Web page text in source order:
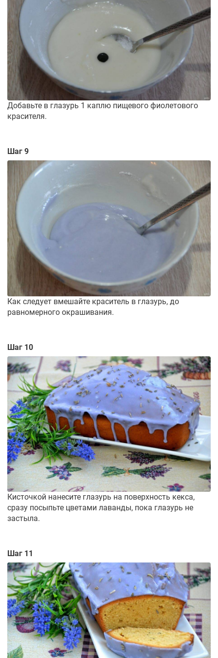
Добавьте в глазурь 1 каплю пищевого фиолетового
красителя.
Шаг 9
Как следует вмешайте краситель в глазурь, до
равномерного окрашивания.
Шаг 10
Кисточкой нанесите глазурь на поверхность кекса,
сразу посыпьте цветами лаванды, пока глазурь не
застыла.
Шаг 11